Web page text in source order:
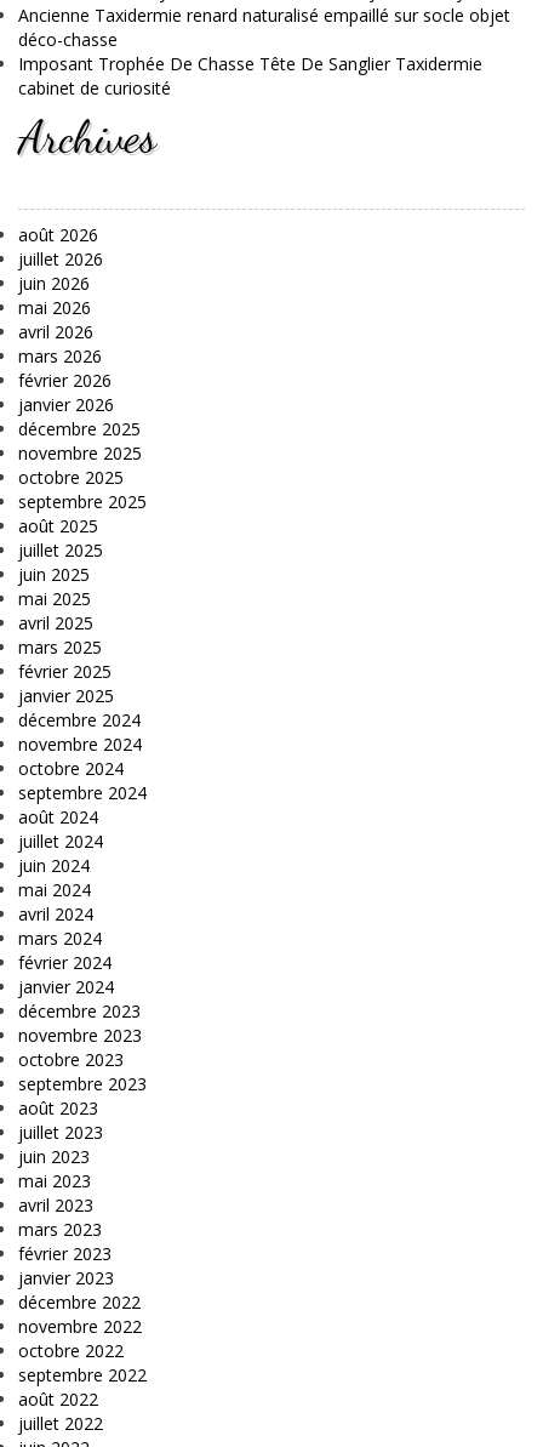
Ancienne Taxidermie renard naturalisé empaillé sur socle objet
déco-chasse
Imposant Trophée De Chasse Tête De Sanglier Taxidermie
cabinet de curiosité
Archives
août 2026
juillet 2026
juin 2026
mai 2026
avril 2026
mars 2026
février 2026
janvier 2026
décembre 2025
novembre 2025
octobre 2025
septembre 2025
août 2025
juillet 2025
juin 2025
mai 2025
avril 2025
mars 2025
février 2025
janvier 2025
décembre 2024
novembre 2024
octobre 2024
septembre 2024
août 2024
juillet 2024
juin 2024
mai 2024
avril 2024
mars 2024
février 2024
janvier 2024
décembre 2023
novembre 2023
octobre 2023
septembre 2023
août 2023
juillet 2023
juin 2023
mai 2023
avril 2023
mars 2023
février 2023
janvier 2023
décembre 2022
novembre 2022
octobre 2022
septembre 2022
août 2022
juillet 2022